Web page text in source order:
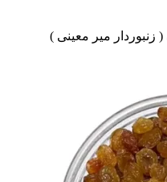
میر معینی )